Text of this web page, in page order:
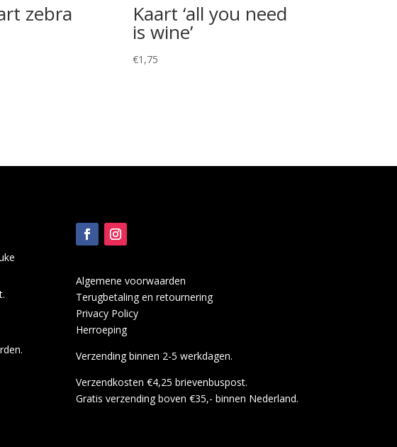
zebra Kaart ‘all you need
is wine’
€1,75
Algemene voorwaarden
Terugbetaling en retournering
Privacy Policy
Herroeping
Verzending binnen 2-5 werkdagen.
Verzendkosten €4,25 brievenbuspost.
Gratis verzending boven €35,- binnen Nederland.